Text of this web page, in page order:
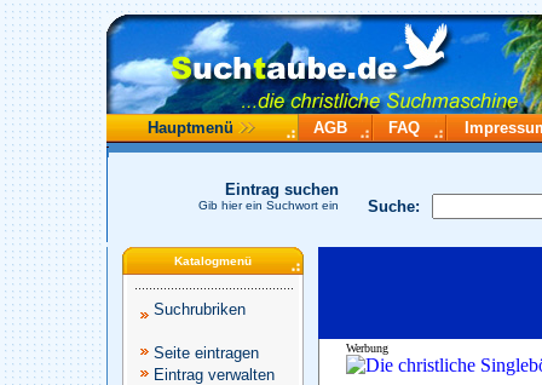
Hauptmenü AGB FAQ
Suche:
Eintrag suchen
Gib hier ein Suchwort ein
Katalogmenü
Suchrubriken
Seite eintragen
Eintrag verwalten
Werbung